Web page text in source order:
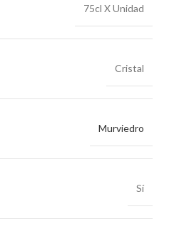
75cl X Unidad
Cristal
Murviedro
Sí